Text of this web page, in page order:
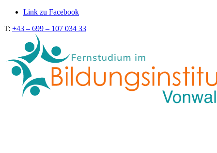
Link zu Facebook
T: +43 – 699 – 107 034 33